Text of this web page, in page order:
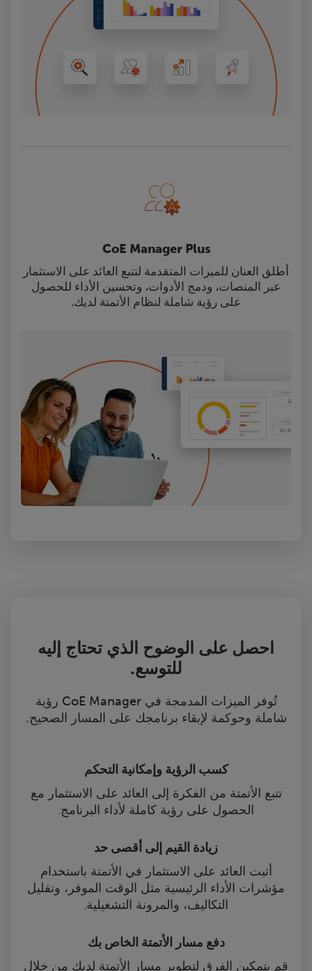
CoE Manager Plus
أطلق العنان للميزات المتقدمة لتتبع العائد على الاستثمار
عبر المنصات، ودمج الأدوات، وتحسين الأداء للحصول
على رؤية شاملة لنظام الأتمتة لديك.
احصل على الوضوح الذي تحتاج إليه
للتوسع.
تُوفر الميزات المدمجة في CoE Manager رؤية
شاملة وحوكمة لإبقاء برنامجك على المسار الصحيح.
كسب الرؤية وإمكانية التحكم
تتبع الأتمتة من الفكرة إلى العائد على الاستثمار مع
الحصول على رؤية كاملة لأداء البرنامج.
زيادة القيم إلى أقصى حد
أثبت العائد على الاستثمار في الأتمتة باستخدام
مؤشرات الأداء الرئيسية مثل الوقت الموفر، وتقليل
التكاليف، والمرونة التشغيلية.
دفع مسار الأتمتة الخاص بك
قم بتمكين الفِرق لتطوير مسار الأتمتة لديك من خلال